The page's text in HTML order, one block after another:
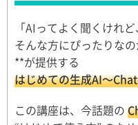
「AIってよく聞くけれ
そんな方にぴったりな
**が提供する
はじめての生成AI〜
この講座は、今話題の